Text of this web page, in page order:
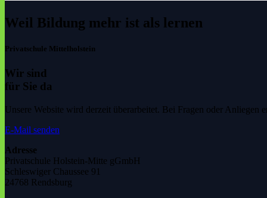
Weil Bildung mehr ist als lernen
Privatschule Mittelholstein
Wir sind
für Sie da
Unsere Website wird derzeit überarbeitet. Bei Fragen oder
E-Mail senden
Adresse
Privatschule Holstein-Mitte gGmbH
Schleswiger Chaussee 91
24768 Rendsburg